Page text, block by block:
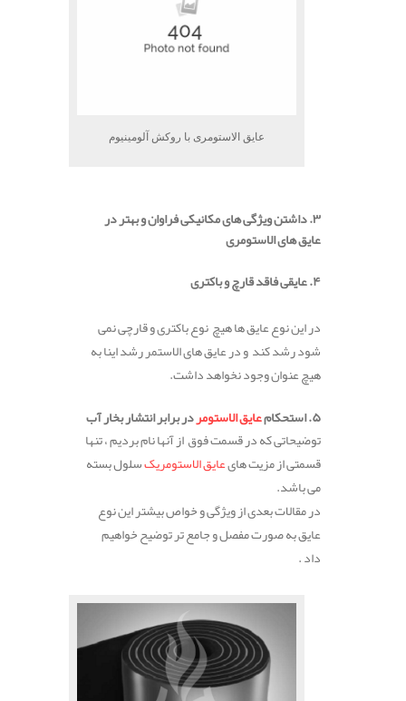
عایق الاستومری با روکش آلومینیوم
۳. داشتن ویژگی های مکانیکی فراوان و بهتر در
عایق های الاستومری
۴. عایقی فاقد قارچ و باکتری
در این نوع عایق ها هیچ نوع باکتری و قارچی نمی
شود رشد کند و در عایق های الاستمر رشد اینا به
هیچ عنوان وجود نخواهد داشت.
۵. استحکام
عایق الاستومردر برابر انتشار بخار آب
توضیحاتی که در قسمت فوق از آنها نام بردیم ، تنها
قسمتی از مزیت هایعایق الاستومریکسلول بسته
می باشد.
در مقالات بعدی از ویژگی و خواص بیشتر این نوع
عایق به صورت مفصل و جامع تر توضیح خواهیم
داد .